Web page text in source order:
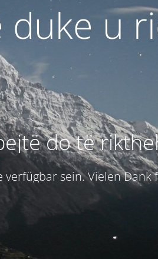
u
do të
verfügbar sein. Vielen Dank